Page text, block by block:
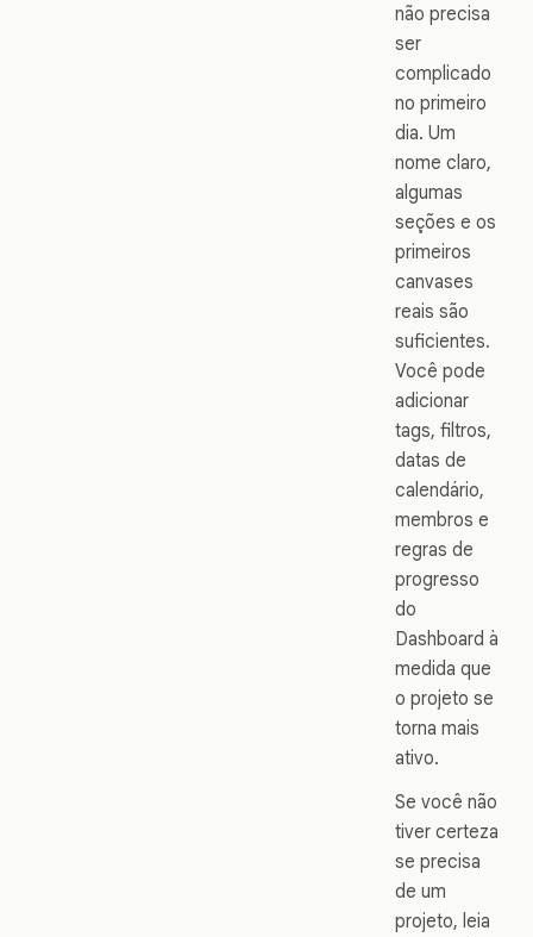
não precisa
ser
complicado
no primeiro
dia. Um
nome claro,
algumas
seções e os
primeiros
canvases
reais são
suficientes.
Você pode
adicionar
tags, filtros,
datas de
calendário,
membros e
regras de
progresso
do
Dashboard à
medida que
o projeto se
torna mais
ativo.
Se você não
tiver certeza
se precisa
de um
projeto, leia